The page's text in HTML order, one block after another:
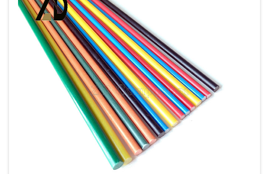
pagiging ind...